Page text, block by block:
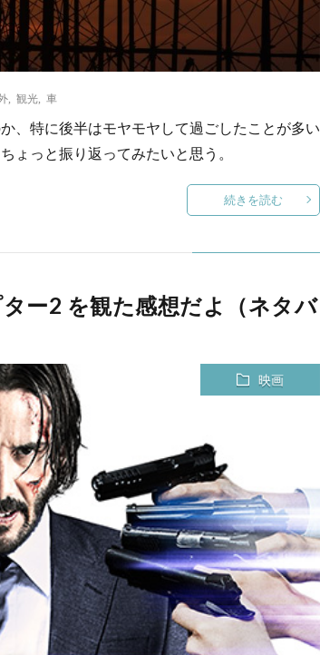
観光 車
、特に後半はモヤモヤして過ごしたことが多い
ょっと振り返ってみたいと思う。
続きを読む
ー2 を観た感想だよ（ネタバ
映画